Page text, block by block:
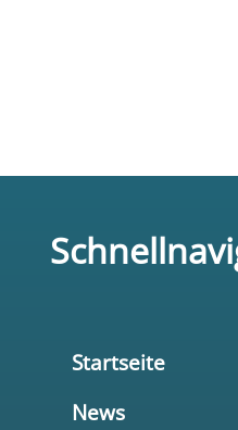
Startseite
News